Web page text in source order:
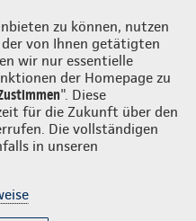
zu können, nutzen
von Ihnen getätigten
wir nur essentielle
der Homepage zu
". Diese
für die Zukunft über den
Die vollständigen
in unseren
Login
Wissenswertes Beratung &